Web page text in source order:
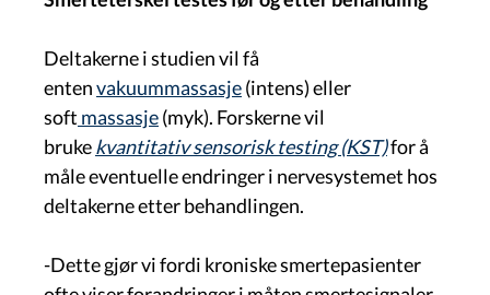
Deltakerne i studien vil få
entenvakuummassasje(intens) eller
soft massasje(myk). Forskerne vil
brukekvantitativ sensorisk testing (KST)for å
måle eventuelle endringer i nervesystemet hos
deltakerne etter behandlingen.
-Dette gjør vi fordi kroniske smertepasienter